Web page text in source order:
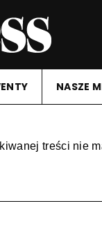
NASZE
treści nie